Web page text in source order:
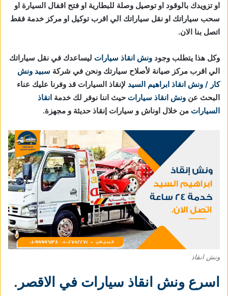
او تزويدك بالوقود او توصيل وصلة للبطارية او فتح اقفال السيارة او
سحب سياراتك او نقل سياراتك الي اقرب توكيل او مركز خدمة فقط
اتصل بنا الان.
وكل هذا يتطلب وجود ونش انقاذ سيارات ليساعدك في نقل سياراتك
الي اقرب مركز صيانة لأصلاح سيارتك ونحن في شركة سبيد ونش
كار / ونش انقاذ ابراهيم السيد لإنقاذ السيارات قد وفرنا عليك عناء
البحث عن ونش انقاذ سيارات حيث اننا نوفر لك خدمة انقاذ
السيارات من خلال اوناش و سيارات إنقاذ حديثة و مجهزة.
ونش انقاذ
اسرع ونش انقاذ سيارات في الاقصر .